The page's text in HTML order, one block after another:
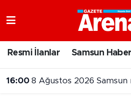
Resmi İlanlar Samsun Haber
8 Ağustos 2026
15:55 Samsun’da uyuşturucu operasyonunda
Samsun Namaz Vakitleri